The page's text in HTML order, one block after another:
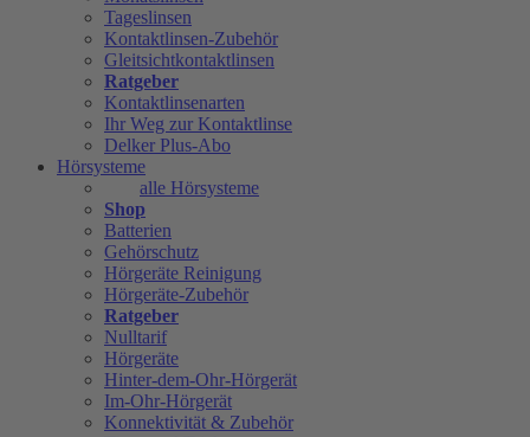
Tageslinsen
Kontaktlinsen-Zubehör
Gleitsichtkontaktlinsen
Ratgeber
Kontaktlinsenarten
Ihr Weg zur Kontaktlinse
Delker Plus-Abo
Hörsysteme
alle Hörsysteme
Shop
Batterien
Gehörschutz
Hörgeräte Reinigung
Hörgeräte-Zubehör
Ratgeber
Nulltarif
Hörgeräte
Hinter-dem-Ohr-Hörgerät
Im-Ohr-Hörgerät
Konnektivität & Zubehör